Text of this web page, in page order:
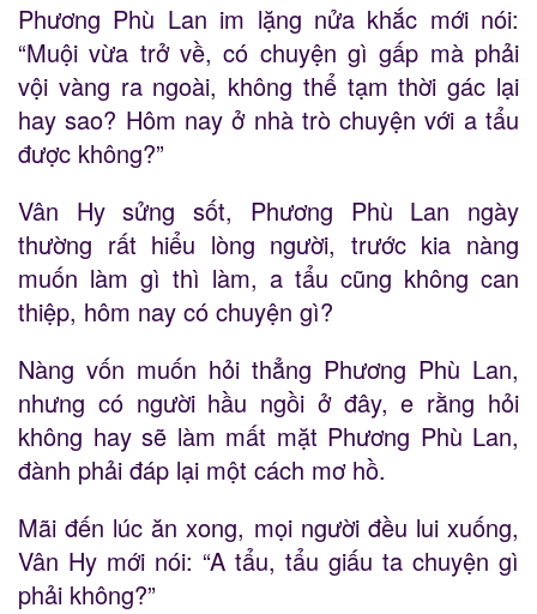
Phương Phù Lan im lặng nửa khắc mới nói:
“Muội vừa trở về, có chuyện gì gấp mà phải
vội vàng ra ngoài, không thể tạm thời gác lại
hay sao? Hôm nay ở nhà trò chuyện với a tẩu
được không?”
Vân Hy sửng sốt, Phương Phù Lan ngày
thường rất hiểu lòng người, trước kia nàng
muốn làm gì thì làm, a tẩu cũng không can
thiệp, hôm nay có chuyện gì?
Nàng vốn muốn hỏi thẳng Phương Phù Lan,
nhưng có người hầu ngồi ở đây, e rằng hỏi
không hay sẽ làm mất mặt Phương Phù Lan,
đành phải đáp lại một cách mơ hồ.
Mãi đến lúc ăn xong, mọi người đều lui xuống,
Vân Hy mới nói: “A tẩu, tẩu giấu ta chuyện gì
phải không?”